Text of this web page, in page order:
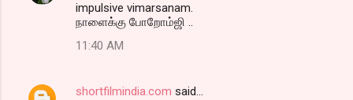
impulsive vimarsanam.
நாளைக்கு போறோம்ஜி ..
11:40 AM
shortfilmindia.com said…